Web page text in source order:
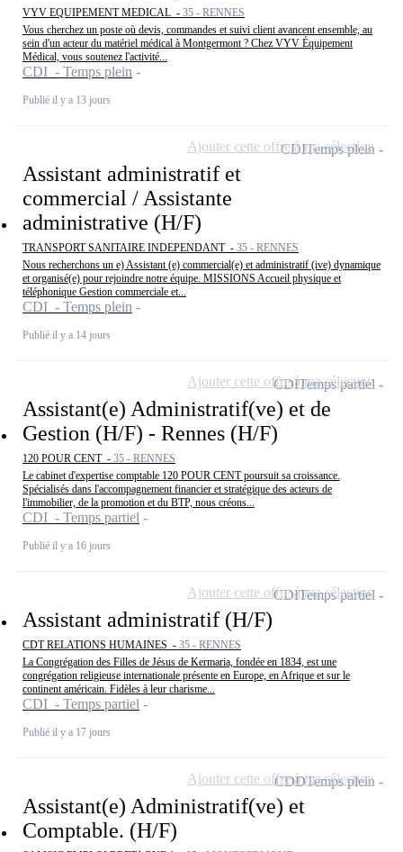
VYV EQUIPEMENT MEDICAL - 35 - RENNES
Vous cherchez un poste où devis, commandes et suivi client avancent ensemble, au
sein d'un acteur du matériel médical à Montgermont ? Chez VYV Équipement
Médical, vous soutenez l'activité...
CDI - Temps plein
Publié il y a 13 jours
Assistant administratif et
commercial / Assistante
administrative (H/F)
TRANSPORT SANITAIRE INDEPENDANT - 35 - RENNES
Nous recherchons un e) Assistant (e) commercial(e) et administratif (ive) dynamique
et organisé(e) pour rejoindre notre équipe. MISSIONS Accueil physique et
téléphonique Gestion commerciale et...
CDI - Temps plein
Publié il y a 14 jours
CDITemps plein
Ajouter cette offre à ma sélection
Assistant(e) Administratif(ve) et de
Gestion (H/F) - Rennes (H/F)
120 POUR CENT - 35 - RENNES
Le cabinet d'expertise comptable 120 POUR CENT poursuit sa croissance.
Spécialisés dans l'accompagnement financier et stratégique des acteurs de
l'immobilier, de la promotion et du BTP, nous créons...
CDI - Temps partiel
Publié il y a 16 jours
CDITemps partiel
Ajouter cette offre à ma sélection
Assistant administratif (H/F)
CDT RELATIONS HUMAINES - 35 - RENNES
La Congrégation des Filles de Jésus de Kermaria, fondée en 1834, est une
congrégation religieuse internationale présente en Europe, en Afrique et sur le
continent américain. Fidèles à leur charisme...
CDI - Temps partiel
Publié il y a 17 jours
CDITemps partiel
Ajouter cette offre à ma sélection
Assistant(e) Administratif(ve) et
Comptable. (H/F)
CDDTemps plein
Ajouter cette offre à ma sélection